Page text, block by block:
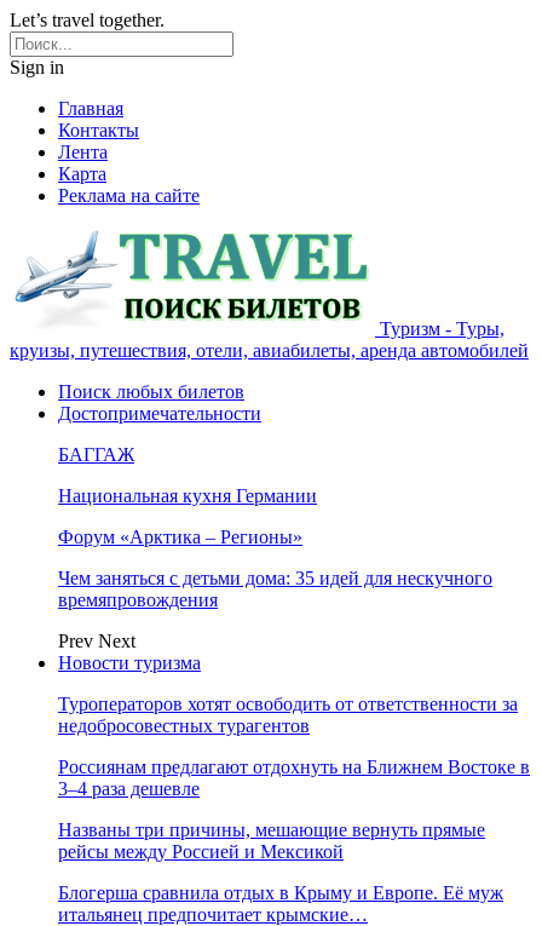
Let’s travel together.
Sign in
Главная
Контакты
Лента
Карта
Реклама на сайте
Туризм - Туры,
круизы, путешествия, отели, авиабилеты, аренда автомобилей
Поиск любых билетов
Достопримечательности
БАГГАЖ
Национальная кухня Германии
Форум «Арктика – Регионы»
Чем заняться с детьми дома: 35 идей для нескучного
времяпровождения
Prev Next
Новости туризма
Туроператоров хотят освободить от ответственности за
недобросовестных турагентов
Россиянам предлагают отдохнуть на Ближнем Востоке в
3–4 раза дешевле
Названы три причины, мешающие вернуть прямые
рейсы между Россией и Мексикой
Блогерша сравнила отдых в Крыму и Европе. Её муж
итальянец предпочитает крымские…